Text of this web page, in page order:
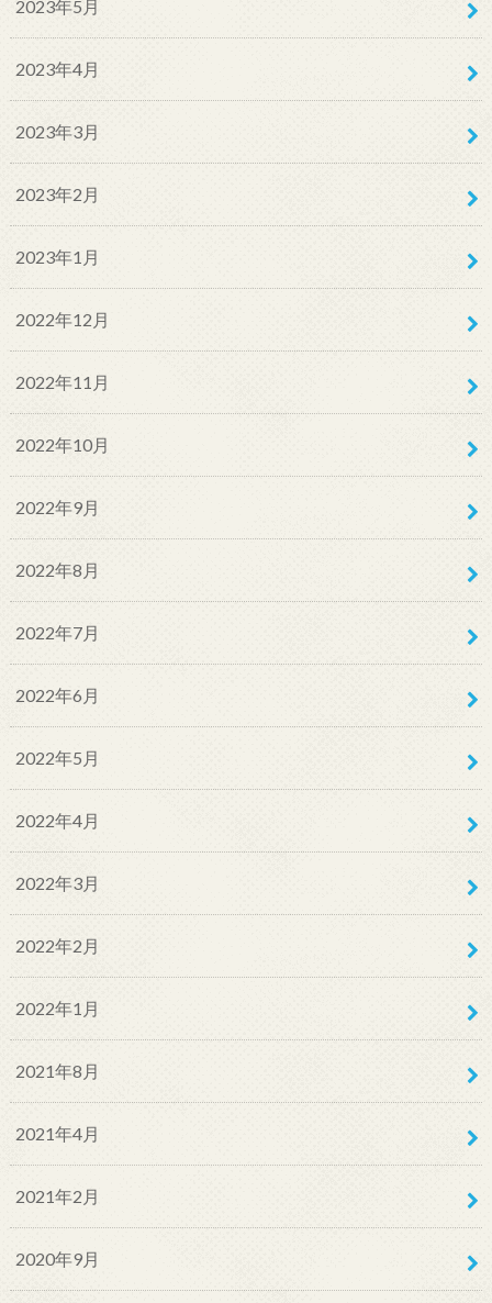
2023年5月
2023年4月
2023年3月
2023年2月
2023年1月
2022年12月
2022年11月
2022年10月
2022年9月
2022年8月
2022年7月
2022年6月
2022年5月
2022年4月
2022年3月
2022年2月
2022年1月
2021年8月
2021年4月
2021年2月
2020年9月